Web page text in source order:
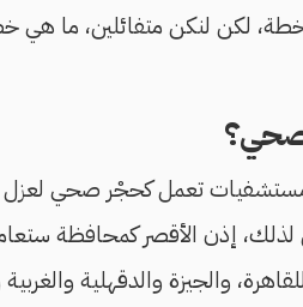
لكن لنكن متفائلين، ما
تعمل كحجْر صحي لعزل
إذن الأقصر كمحافظة ستعامل
والجيزة والدقهلية والغربية